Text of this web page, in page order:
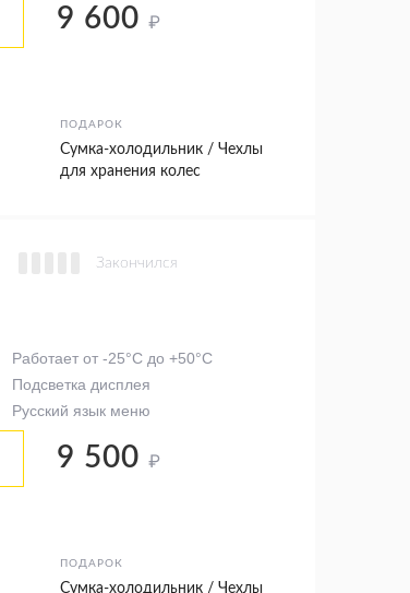
ПОДАРОК
Сумка-холодильник / Чехлы
для хранения колес
9 600 ₽
Закончился
Работает от -25°C до +50°C
Подсветка дисплея
Русский язык меню
ПОДАРОК
Сумка-холодильник / Чехлы
9 500 ₽